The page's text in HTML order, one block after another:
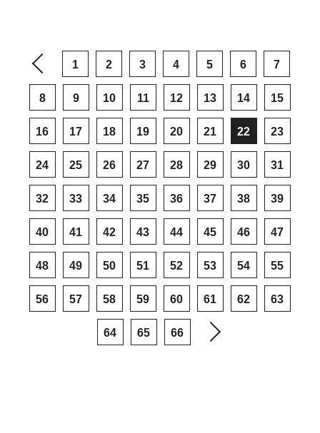
1 2 3 4 5 6 7
8 9 10 11 12 13 14 15
16 17 18 19 20 21 22 23
24 25 26 27 28 29 30 31
32 33 34 35 36 37 38 39
40 41 42 43 44 45 46 47
48 49 50 51 52 53 54 55
56 57 58 59 60 61 62 63
64 65 66